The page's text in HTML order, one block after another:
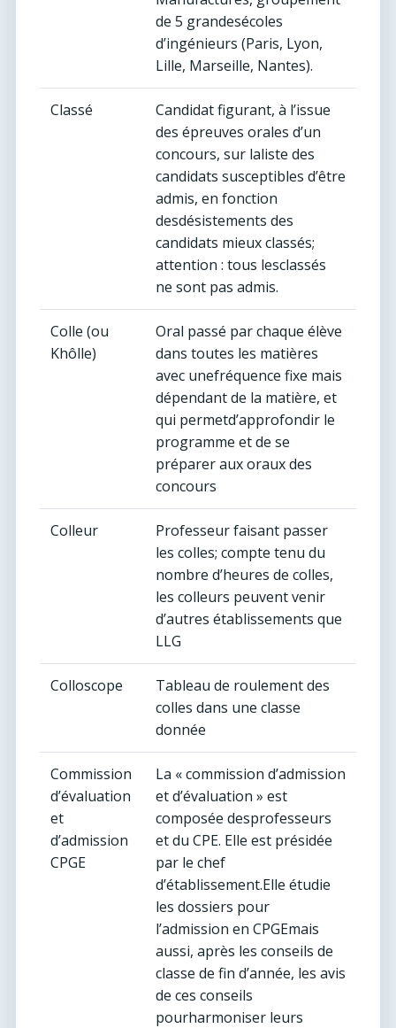
de 5 grandesécoles
d’ingénieurs (Paris, Lyon,
Lille, Marseille, Nantes).
Classé
Candidat figurant, à l’issue
des épreuves orales d’un
concours, sur laliste des
candidats susceptibles d’être
admis, en fonction
desdésistements des
candidats mieux classés;
attention : tous lesclassés
ne sont pas admis.
Colle (ou
Khôlle)
Oral passé par chaque élève
dans toutes les matières
avec unefréquence fixe mais
dépendant de la matière, et
qui permetd’approfondir le
programme et de se
préparer aux oraux des
concours
Colleur
Professeur faisant passer
les colles; compte tenu du
nombre d’heures de colles,
les colleurs peuvent venir
d’autres établissements que
LLG
Colloscope
Tableau de roulement des
colles dans une classe
donnée
Commission
d’évaluation
et
d’admission
CPGE
La « commission d’admission
et d’évaluation » est
composée desprofesseurs
et du CPE. Elle est présidée
par le chef
d’établissement.Elle étudie
les dossiers pour
l’admission en CPGEmais
aussi, après les conseils de
classe de fin d’année, les avis
de ces conseils
pourharmoniser leurs